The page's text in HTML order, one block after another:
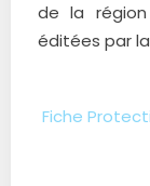
de la région
éditées par
Fiche